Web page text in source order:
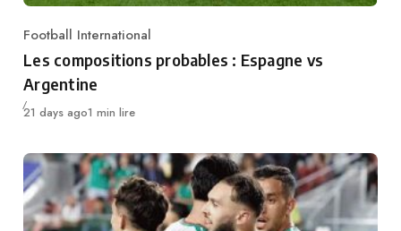
Category
Football International
Les compositions probables : Espagne vs
Argentine
Publié
21 days ago1 min lire